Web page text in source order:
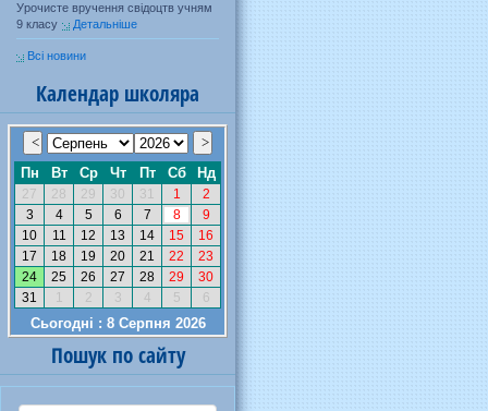
Урочисте вручення свідоцтв учням
9 класу
Детальніше
Всі новини
Календар школяра
Пошук по сайту